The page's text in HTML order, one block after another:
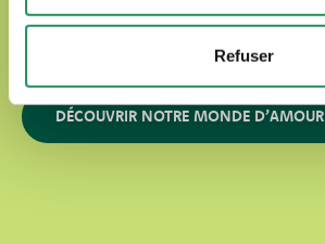
Refuser
labellisés Cruelty Free
DÉCOUVRIR NOTRE MONDE D’AMOUR